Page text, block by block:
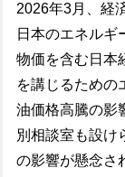
2026年3月、経
日本のエネルギ
物価を含む日本
を講じるための
油価格高騰の影
別相談室も設け
の影響が懸念さ